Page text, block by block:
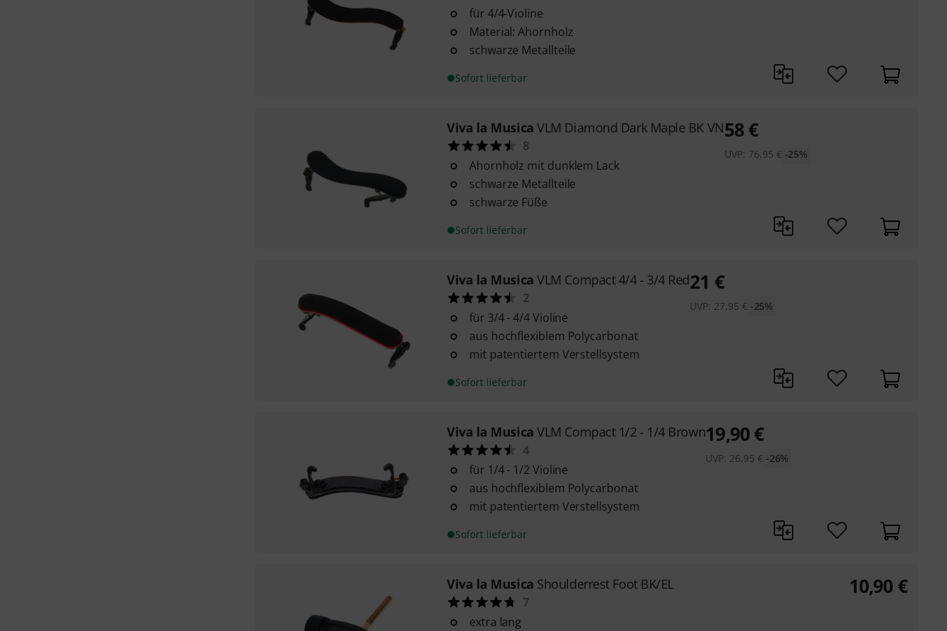
für 4/4-Violine
Material: Ahornholz
schwarze Metallteile
Sofort lieferbar
Viva la Musica VLM Diamond Dark Maple BK VN
8
Ahornholz mit dunklem Lack
schwarze Metallteile
schwarze Füße
Sofort lieferbar
58€
UVP: 76,95 € -25%
Viva la Musica VLM Compact 4/4 - 3/4 Red
2
für 3/4 - 4/4 Violine
aus hochflexiblem Polycarbonat
mit patentiertem Verstellsystem
Sofort lieferbar
21 €
UVP: 27,95 € -25%
Viva la Musica VLM Compact 1/2 - 1/4 Brown
4
für 1/4 - 1/2 Violine
aus hochflexiblem Polycarbonat
mit patentiertem Verstellsystem
Sofort lieferbar
19,90€
UVP: 26,95 € -26%
Viva la Musica Shoulderrest Foot BK/EL
7
extra lang
10,90 €